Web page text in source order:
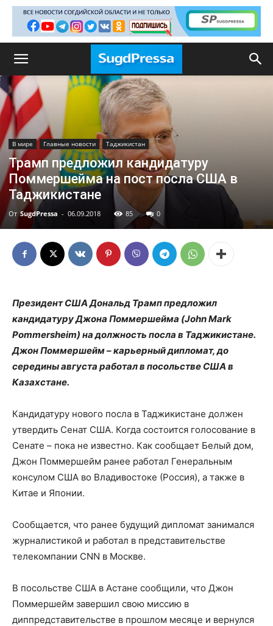
В мире Главные новости Таджикистан
Трамп предложил кандидатуру
Поммершейма на пост посла США в
Таджикистане
От SugdPressa - 06.09.2018 85 0
Президент США Дональд Трамп предложил
кандидатуру Джона Поммершейма (John Mark
Pommersheim) на должность посла в Таджикистане.
Джон Поммершейм – карьерный дипломат, до
середины августа работал в посольстве США в
Казахстане.
Кандидатуру нового посла в Таджикистане должен
утвердить Сенат США. Когда состоится голосование в
Сенате – пока не известно. Как сообщает Белый дом,
Джон Поммершейм ранее работал Генеральным
консулом США во Владивостоке (Россия), а также в
Китае и Японии.
Сообщается, что ранее будущий дипломат занимался
журналистикой и работал в представительстве
телекомпании CNN в Москве.
В посольстве США в Астане сообщили, что Джон
Поммершейм завершил свою миссию в
диппредставительстве в прошлом месяце и вернулся